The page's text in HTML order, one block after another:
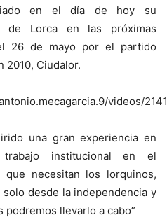
en el día de hoy su
de Lorca en las próximas
26 de mayo por el partido
2010, Ciudalor.
videos/
una gran experiencia en
institucional en el
que necesitan los lorquinos,
desde la independencia y
llevarlo a cabo”